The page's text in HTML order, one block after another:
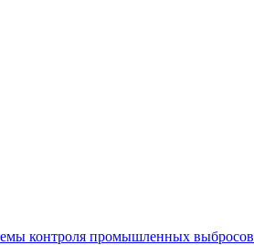
контроля промышленных выбросов